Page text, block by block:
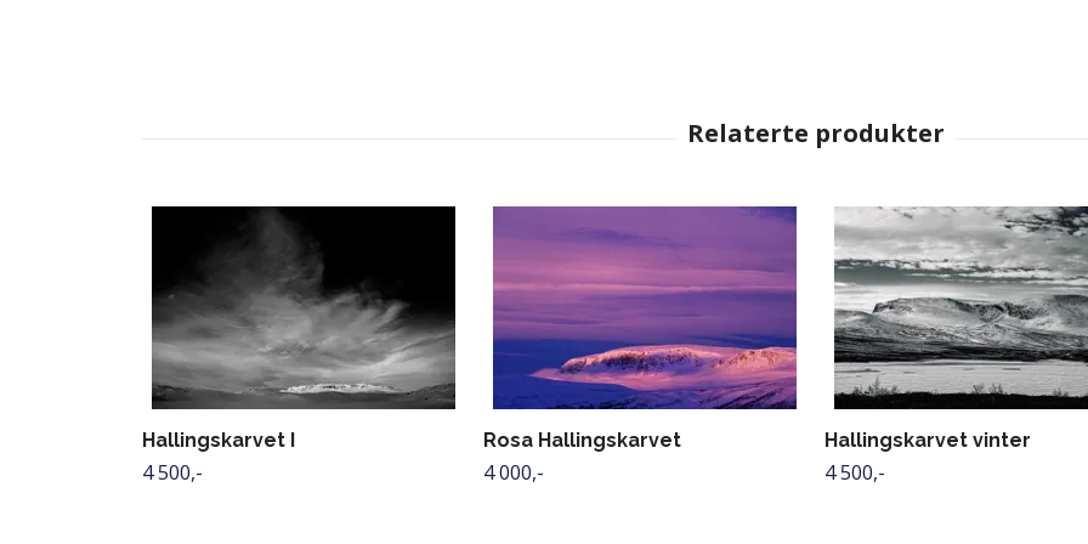
Hallingskarvet I
4 500,-
Rosa Hallingskarvet
4 000,-
Hallingskarvet vinter
4 500,-